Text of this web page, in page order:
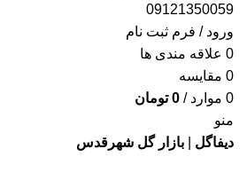
09121350059
ورود / فرم ثبت نام
0 علاقه مندی ها
0 مقایسه
0 موارد /
0 تومان
منو
دیفاگل
بازار گل شهرقدس